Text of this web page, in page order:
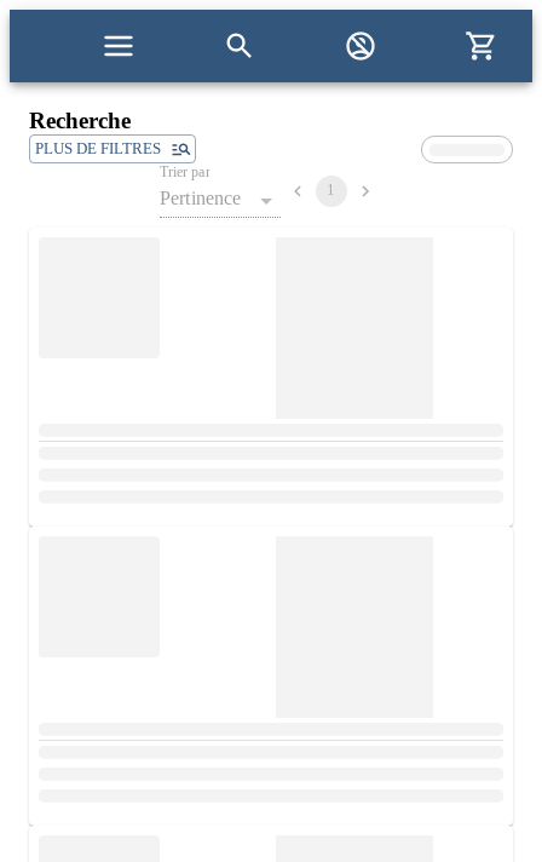
Recherche
PLUS DE FILTRES
Trier par
Pertinence 1